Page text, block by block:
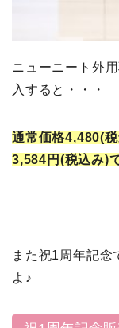
ニューニート外
入すると・・・
通常価格4,480(
3,584円(税込み)
また祝1周年記念
よ♪